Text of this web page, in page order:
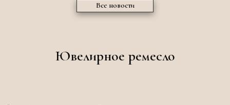
Все новости
Ювелирное ремесло